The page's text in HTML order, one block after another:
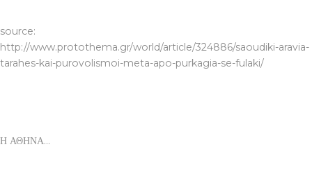
source:
http://www.protothema.gr/world/article/324886/saoudiki-aravia-
tarahes-kai-purovolismoi-meta-apo-purkagia-se-fulaki/
Η ΑΘΗΝΑ…